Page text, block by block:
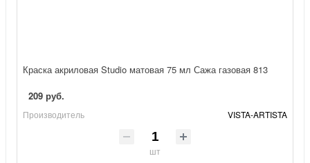
Краска акриловая Studio матовая 75 мл Сажа газовая 813
209 руб.
Производитель VISTA-ARTISTA
шт